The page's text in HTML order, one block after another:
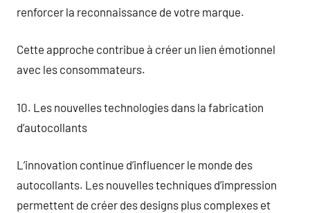
renforcer la reconnaissance de votre marque.
Cette approche contribue à créer un lien émotionnel
avec les consommateurs.
10. Les nouvelles technologies dans la fabrication
d’autocollants
L’innovation continue d’influencer le monde des
autocollants. Les nouvelles techniques d’impression
permettent de créer des designs plus complexes et